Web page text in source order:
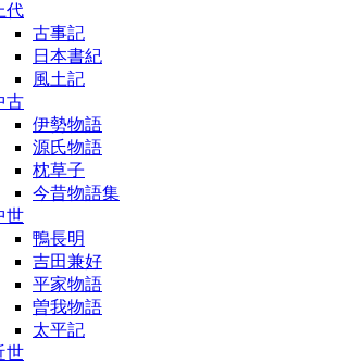
代
古事記
日本書紀
風土記
古
伊勢物語
源氏物語
枕草子
今昔物語集
世
鴨長明
吉田兼好
平家物語
曽我物語
太平記
世